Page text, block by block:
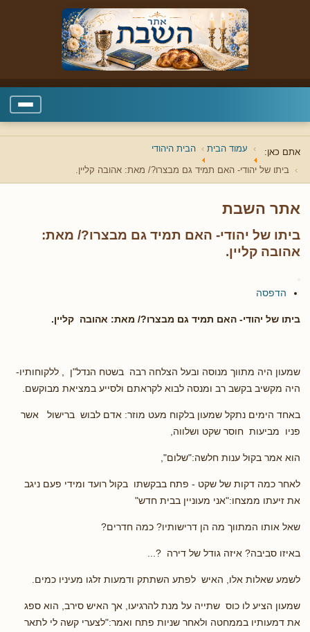
אתם כאן: עמוד הבית הבית היהודי
ביתו של יהודי- האם תמיד גם מבצרו?/ מאת: אהובה קליין.
אתר השבת
ביתו של יהודי- האם תמיד גם מבצרו?/ מאת:
אהובה קליין.
הדפסה
ביתו של יהודי- האם תמיד גם מבצרו?/ מאת: אהובה קליין.
שמעון היה מתווך מנוסה ובעל הצלחה רבה בשטח הנדל"ן , ללקוחותיו-
היה מקשיב בקשב רב ומנסה לבוא לקראתם ולסייע במציאת מבוקשם.
באחד הימים נתקל שמעון בלקוח מעט מוזר: אדם לבוש ברישול אשר
פניו מביעות חוסר שקט ושלווה,
הוא אמר בקול ענות חלשה:"שלום",
לאחר כמה דקות של שקט - פתח בבקשתו בקול רועד ומידי פעם ניגב
את זיעתו ממצחו:"אני מעוניין בבית חדש"
שאל אותו המתווך מה הן דרישותיו? כמה חדרים?
באיזו סביבה? איזה גודל של דירה ?...
לשמע שאלות אלו, האיש לפתע השתתק ודמעות זלגו מעיניו כמים.
שמעון הציע לו כוס שתייה על מנת להרגיעו, אך האיש סירב, הוא ספג
את דמעותיו בממחטה ולאחר שניות פתח ואמר:"לצערי קשה לי לתאר